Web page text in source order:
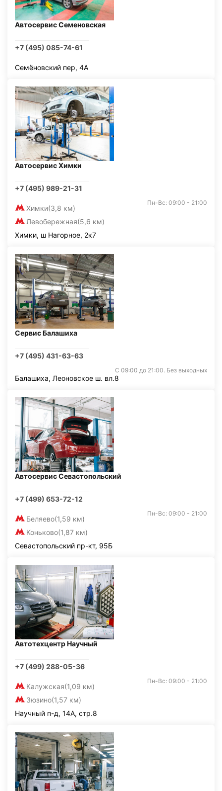
Автосервис Семеновская
+7 (495) 085-74-61
Семёновский пер, 4А
Автосервис Химки
+7 (495) 989-21-31
Химки(3,8 км)
Левобережная(5,6 км)
Пн-Вс: 09:00 - 21:00
Химки, ш Нагорное, 2к7
Сервис Балашиха
+7 (495) 431-63-63
С 09:00 до 21:00. Без выходных
Балашиха, Леоновское ш. вл.8
Автосервис Севастопольский
+7 (499) 653-72-12
Беляево(1,59 км)
Коньково(1,87 км)
Пн-Вс: 09:00 - 21:00
Севастопольский пр-кт, 95Б
Автотехцентр Научный
+7 (499) 288-05-36
Калужская(1,09 км)
Зюзино(1,57 км)
Пн-Вс: 09:00 - 21:00
Научный п-д, 14А, стр.8